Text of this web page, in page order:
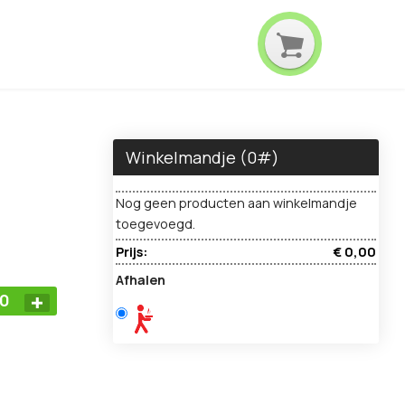
Winkelmandje (0#)
Nog geen producten aan winkelmandje
toegevoegd.
Prijs:
€ 0,00
Afhalen